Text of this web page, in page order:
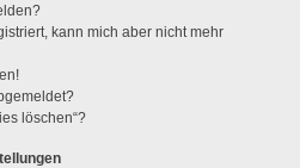
kann mich aber nicht mehr
löschen“?